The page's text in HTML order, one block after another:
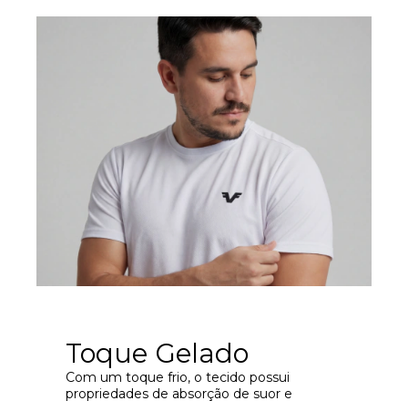
Toque Gelado
Com um toque frio, o tecido possui
propriedades de absorção de suor e